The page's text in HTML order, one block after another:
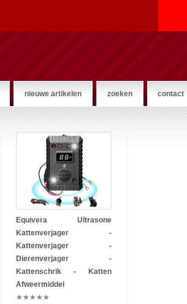
nieuwe artikelen zoeken contact
Equivera Ultrasone
Kattenverjager -
Kattenverjager -
Dierenverjager -
Kattenschrik - Katten
Afweermiddel
★★★★★